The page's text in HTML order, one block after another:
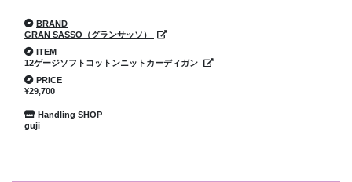
BRAND
GRAN SASSO（グランサッソ）
ITEM
12ゲージソフトコットンニットカーディガン
PRICE
¥29,700
Handling SHOP
guji